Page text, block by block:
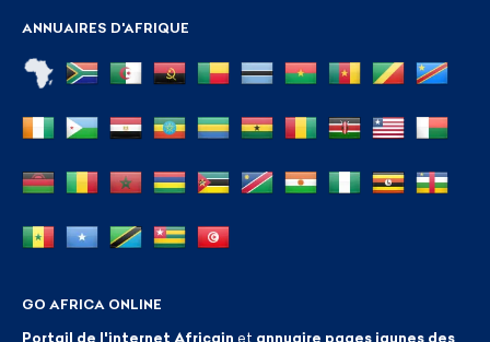
ANNUAIRES D'AFRIQUE
GO AFRICA ONLINE
Portail de l'internet Africain et annuaire pages jaunes des